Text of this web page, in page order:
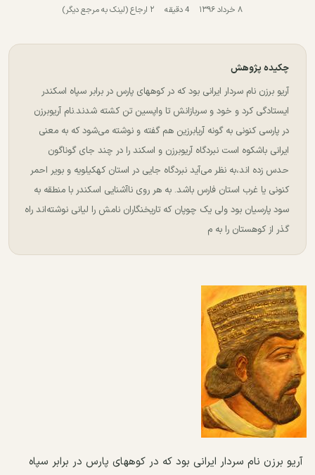
۸ خرداد ۱۳۹۶ 4 دقیقه ۲ ارجاع (لینک به مرجع دیگر)
چکیده پژوهش
آریو برزن نام سردار ایرانی بود که در کوههای پارس در برابر سپاه اسكندر
ایستادگی کرد و خود و سربازانش تا واپسین تن کشته شدند.نام آریوبرزن
در پارسی کنونی به گونه آریابرزین هم گفته و نوشته می‌شود که به معنی
ایرانی باشکوه است نبردگاه آریوبرزن و اسكند را در چند جای گوناگون
حدس زده اند،به نظر می‌آید نبردگاه جایی در استان كهكیلویه و بویر احمر
کنونی یا غرب استان فارس باشد. به هر روی ناآشنایی اسکندر با منطقه به
سود پارسیان بود ولی یک چوپان که تاریخنگاران نامش را لیانی نوشته‌اند راه
گذر از کوهستان را به م
آریو برزن نام سردار ایرانی بود که در کوههای پارس در برابر سپاه